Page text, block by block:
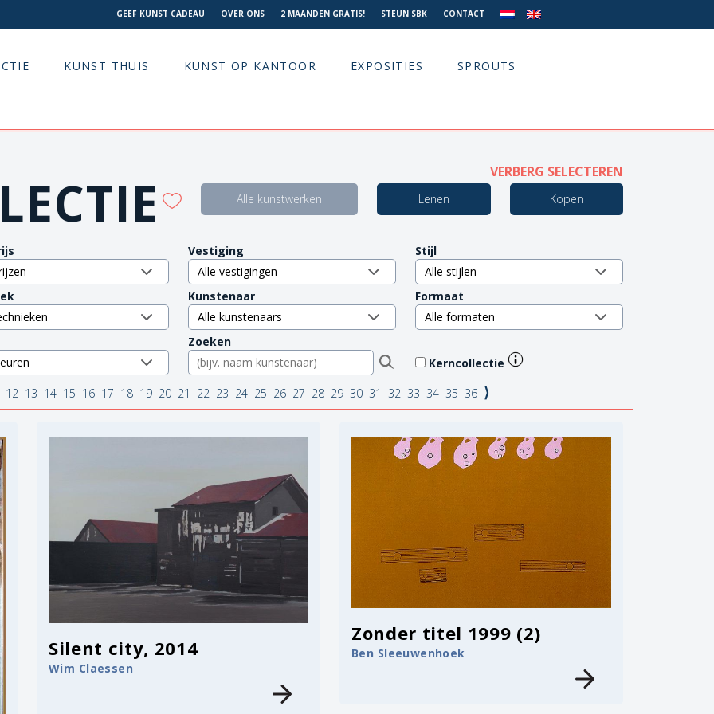
GEEF KUNST CADEAU OVER ONS 2 MAANDEN GRATIS! STEUN SBK CONTACT
KUNST THUIS KUNST OP KANTOOR EXPOSITIES SPROUTS
VERBERG SELECTEREN
Alle kunstwerken Lenen Kopen
Vestiging Stijl
Kunstenaar Formaat
Zoeken
Kerncollectie
12 13 14 15 16 17 18 19 20 21 22 23 24 25 26 27 28 29 30 31 32 33 34 35 36 ⟩
Silent city, 2014
Wim Claessen
Zonder titel 1999 (2)
Ben Sleeuwenhoek